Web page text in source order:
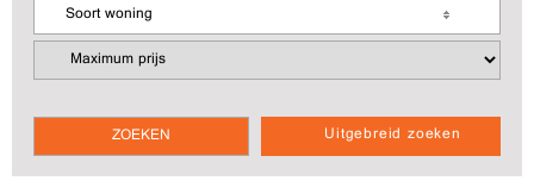
Uitgebreid zoeken
Soort woning